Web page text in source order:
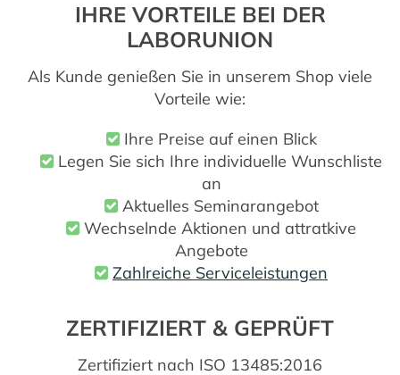
IHRE VORTEILE BEI DER
LABORUNION
Als Kunde genießen Sie in unserem Shop viele
Vorteile wie:
Ihre Preise auf einen Blick
Legen Sie sich Ihre individuelle Wunschliste
an
Aktuelles Seminarangebot
Wechselnde Aktionen und attratkive
Angebote
Zahlreiche Serviceleistungen
ZERTIFIZIERT & GEPRÜFT
Zertifiziert nach ISO 13485:2016